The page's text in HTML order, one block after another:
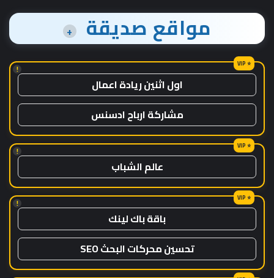
مواقع صديقة +
!
اول اثنين ريادة اعمال
مشاركة ارباح ادسنس
!
عالم الشباب
!
باقة باك لينك
تحسين محركات البحث SEO